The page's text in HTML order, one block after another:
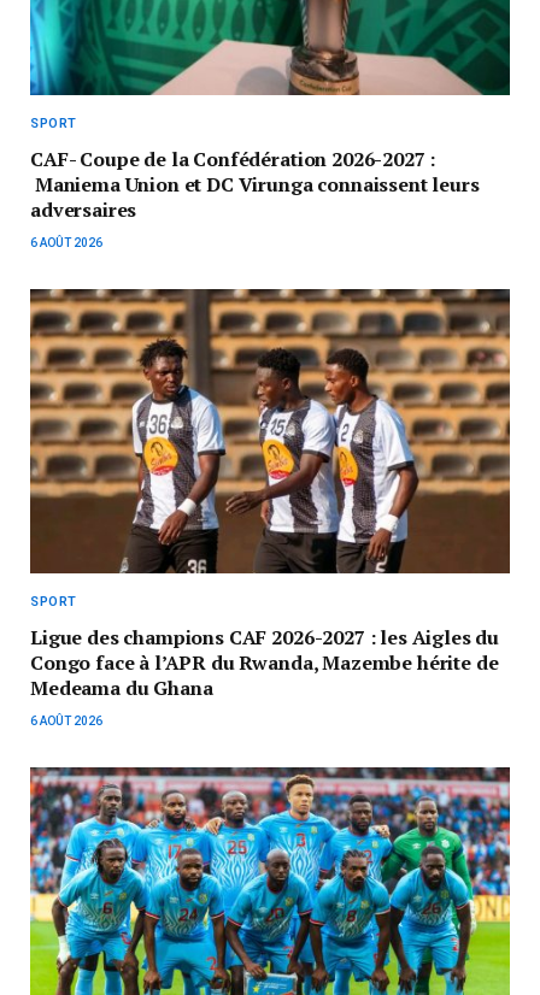
SPORT
CAF- Coupe de la Confédération 2026-2027 :
Maniema Union et DC Virunga connaissent leurs
adversaires
6 AOÛT 2026
SPORT
Ligue des champions CAF 2026-2027 : les Aigles du
Congo face à l’APR du Rwanda, Mazembe hérite de
Medeama du Ghana
6 AOÛT 2026